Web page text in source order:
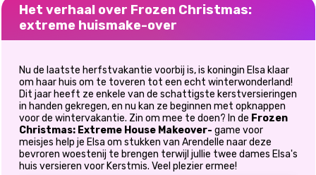
Het verhaal over Frozen Christmas:
extreme huismake-over
Nu de laatste herfstvakantie voorbij is, is koningin Elsa klaar
om haar huis om te toveren tot een echt winterwonderland!
Dit jaar heeft ze enkele van de schattigste kerstversieringen
in handen gekregen, en nu kan ze beginnen met opknappen
voor de wintervakantie. Zin om mee te doen? In de Frozen
Christmas: Extreme House Makeover- game voor
meisjes help je Elsa om stukken van Arendelle naar deze
bevroren woestenij te brengen terwijl jullie twee dames Elsa's
huis versieren voor Kerstmis. Veel plezier ermee!